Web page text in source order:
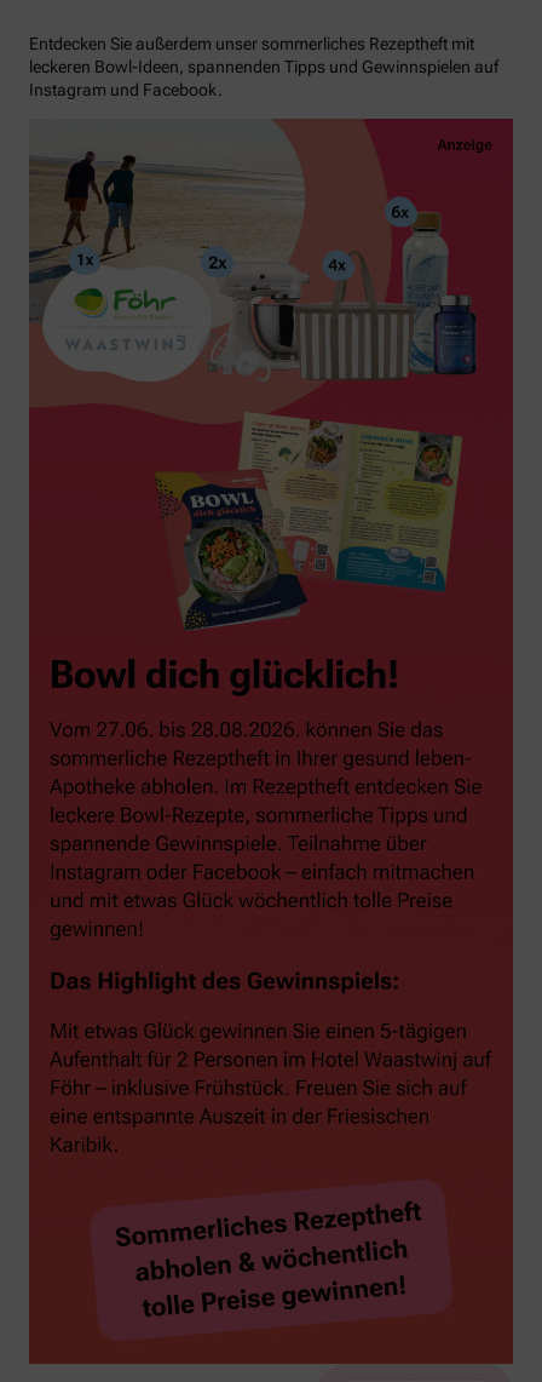
Entdecken Sie außerdem unser sommerliches Rezeptheft mit
leckeren Bowl-Ideen, spannenden Tipps und Gewinnspielen auf
Instagram und Facebook.